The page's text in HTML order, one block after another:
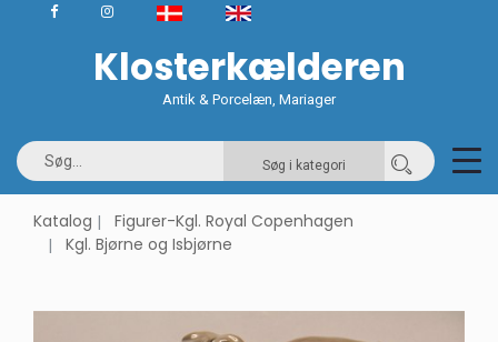
Klosterkælderen
Antik & Porcelæn, Mariager
Søg i kategori
Katalog
Figurer-Kgl. Royal Copenhagen
Kgl. Bjørne og Isbjørne